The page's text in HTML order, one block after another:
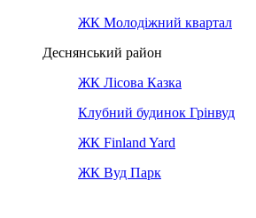
ЖК Молодіжний квартал
Деснянський район
ЖК Лісова Казка
Клубний будинок Грінвуд
ЖК Finland Yard
ЖК Вуд Парк